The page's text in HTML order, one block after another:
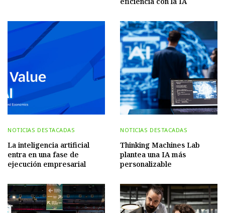
NOTICIAS DESTACADAS
La inteligencia artificial
entra en una fase de
ejecución empresarial
NOTICIAS DESTACADAS
Thinking Machines Lab
plantea una IA más
personalizable